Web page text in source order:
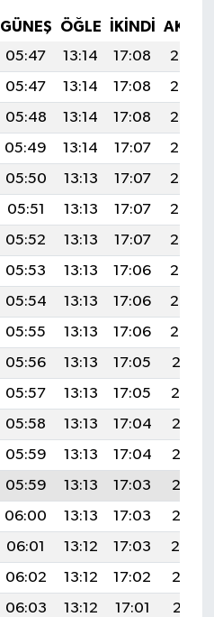
GÜNEŞ ÖĞLE İKINDI
05:47 13:14 17:08
20:30
05:47 13:14 17:08
20:30
05:48 13:14 17:08
20:29
05:49 13:14 17:07
20:28
05:50 13:13 17:07
20:27
05:51 13:13 17:07
20:26
05:52 13:13 17:07
20:25
05:53 13:13 17:06
20:24
05:54 13:13 17:06
20:23
05:55 13:13 17:06
20:22
05:56 13:13 17:05
20:21
05:57 13:13 17:05
20:19
05:58 13:13 17:04
20:18
05:59 13:13 17:04
20:17
05:59 13:13 17:03
20:16
06:00 13:13 17:03
20:15
06:01 13:12 17:03
20:14
06:02 13:12 17:02
20:12
06:03 13:12 17:01
20:11